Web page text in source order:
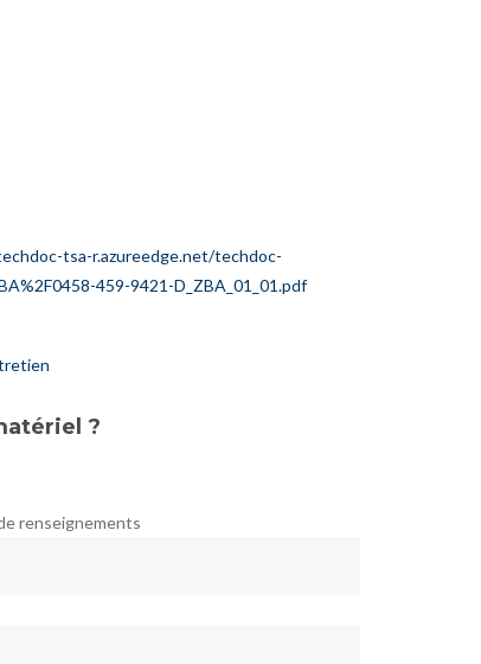
tsa-r.azureedge.net/techdoc-
459-9421-D_ZBA_01_01.pdf
?
renseignements